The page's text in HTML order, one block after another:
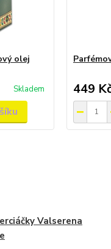
olej
Skladem 449
Valserena